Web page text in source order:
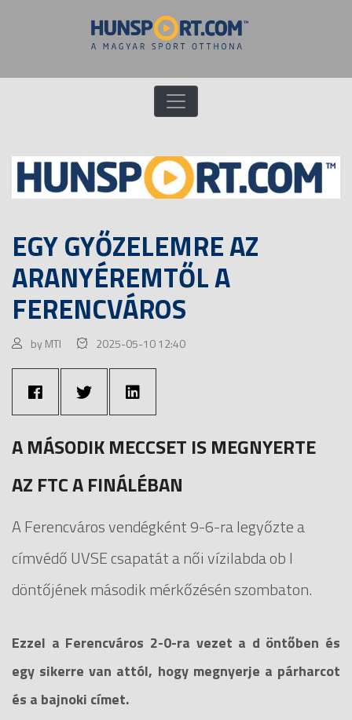
EGY GYŐZELEMRE AZ
ARANYÉREMTŐL A
FERENCVÁROS
by MTI 2025-05-10 12:40
A MÁSODIK MECCSET IS MEGNYERTE
AZ FTC A FINÁLÉBAN
A Ferencváros vendégként 9-6-ra legyőzte a
címvédő UVSE csapatát a női vízilabda ob I
döntőjének második mérkőzésén szombaton.
Ezzel a Ferencváros 2-0-ra vezet a d öntőben és
egy sikerre van attól, hogy megnyerje a párharcot
és a bajnoki címet.